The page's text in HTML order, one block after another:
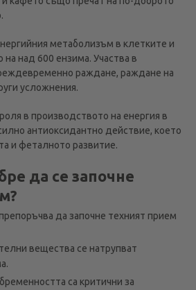
метаболизъм в клетките и
на над 600 ензима. Участва в
раждане, раждане на
усложнения.
в производството на енергия в
антиоксидантно действие, което
и феталното развитие.
да се започне
да започне техният прием
вещества се натрупват
са критични за